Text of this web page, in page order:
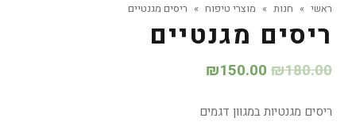
ראשי » חנות » מוצרי טיפוח » ריסים מגנטיים
ריסים מגנטיים
₪180.00
₪150.00
ריסים מגנטיות במגוון דגמים